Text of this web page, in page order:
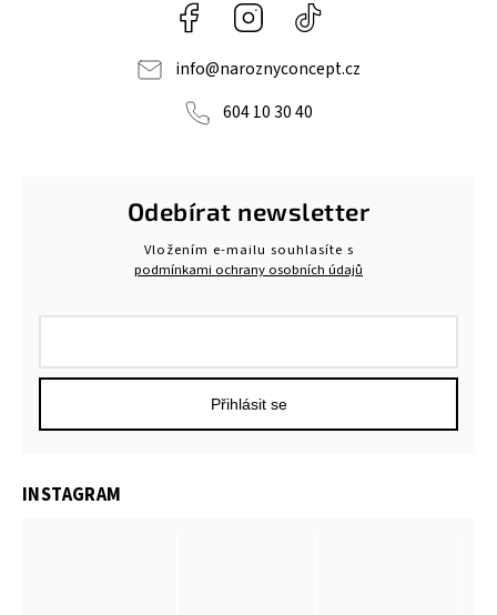
Facebook Instagram
info@naroznyconcept.cz
604 10 30 40
Odebírat newsletter
Vložením e-mailu souhlasíte s
podmínkami ochrany osobních údajů
Přihlásit se
INSTAGRAM